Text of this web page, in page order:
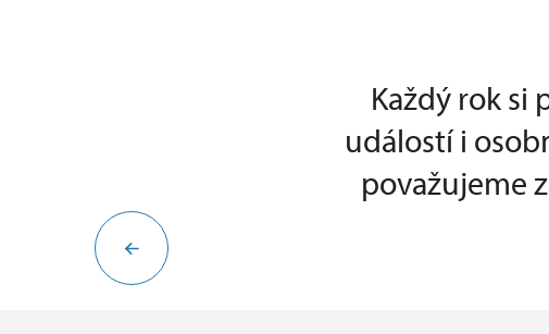
Každý rok
událostí i
považujeme